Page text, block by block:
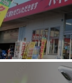
300㎞/ｈ
30th記念
30周年記
320ｃｃ
390DUKE